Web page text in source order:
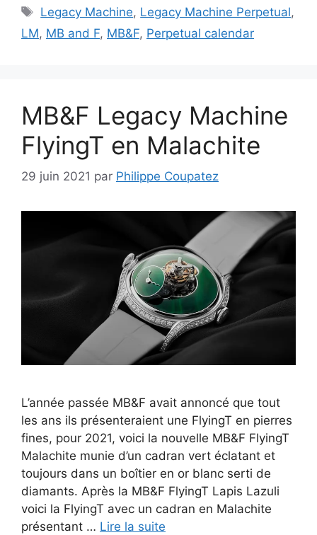
Étiquettes
Legacy Machine, Legacy Machine Perpetual,
LM, MB and F, MB&F, Perpetual calendar
MB&F Legacy Machine
FlyingT en Malachite
29 juin 2021 par Philippe Coupatez
L’année passée MB&F avait annoncé que tout
les ans ils présenteraient une FlyingT en pierres
fines, pour 2021, voici la nouvelle MB&F FlyingT
Malachite munie d’un cadran vert éclatant et
toujours dans un boîtier en or blanc serti de
diamants. Après la MB&F FlyingT Lapis Lazuli
voici la FlyingT avec un cadran en Malachite
présentant … Lire la suite